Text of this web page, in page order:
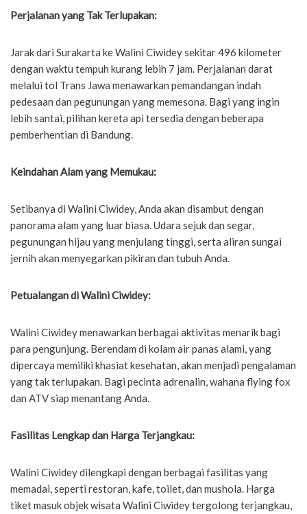
Perjalanan yang Tak Terlupakan:
Jarak dari Surakarta ke Walini Ciwidey sekitar 496 kilometer
dengan waktu tempuh kurang lebih 7 jam. Perjalanan darat
melalui tol Trans Jawa menawarkan pemandangan indah
pedesaan dan pegunungan yang memesona. Bagi yang ingin
lebih santai, pilihan kereta api tersedia dengan beberapa
pemberhentian di Bandung.
Keindahan Alam yang Memukau:
Setibanya di Walini Ciwidey, Anda akan disambut dengan
panorama alam yang luar biasa. Udara sejuk dan segar,
pegunungan hijau yang menjulang tinggi, serta aliran sungai
jernih akan menyegarkan pikiran dan tubuh Anda.
Petualangan di Walini Ciwidey:
Walini Ciwidey menawarkan berbagai aktivitas menarik bagi
para pengunjung. Berendam di kolam air panas alami, yang
dipercaya memiliki khasiat kesehatan, akan menjadi pengalaman
yang tak terlupakan. Bagi pecinta adrenalin, wahana flying fox
dan ATV siap menantang Anda.
Fasilitas Lengkap dan Harga Terjangkau:
Walini Ciwidey dilengkapi dengan berbagai fasilitas yang
memadai, seperti restoran, kafe, toilet, dan mushola. Harga
tiket masuk objek wisata Walini Ciwidey tergolong terjangkau,